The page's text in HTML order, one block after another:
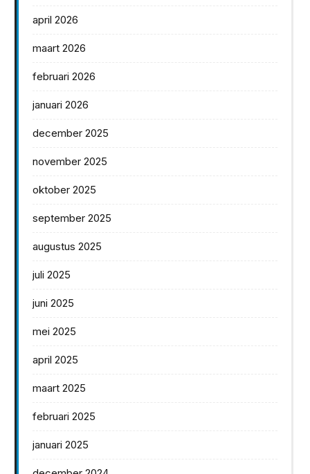
april 2026
maart 2026
februari 2026
januari 2026
december 2025
november 2025
oktober 2025
september 2025
augustus 2025
juli 2025
juni 2025
mei 2025
april 2025
maart 2025
februari 2025
januari 2025